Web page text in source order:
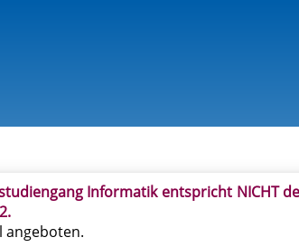
Informatik entspricht NICHT
angeboten.